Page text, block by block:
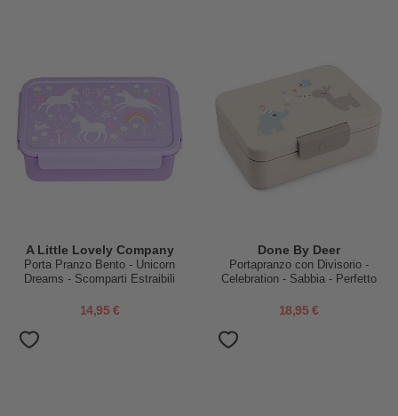
A Little Lovely Company
Porta Pranzo Bento - Unicorn
Dreams - Scomparti Estraibili
14,95 €
Done By Deer
Portapranzo con Divisorio -
Celebration - Sabbia - Perfetto
18,95 €